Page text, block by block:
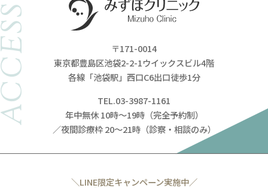
〒171-0014
東京都豊島区池袋2-2-1ウイックスビル4階
各線「池袋駅」西口C6出口徒歩1分
TEL.03-3987-1161
年中無休 10時～19時（完全予約制）
／夜間診療枠 20～21時（診察・相談のみ）
＼LINE限定キャンペーン実施中／